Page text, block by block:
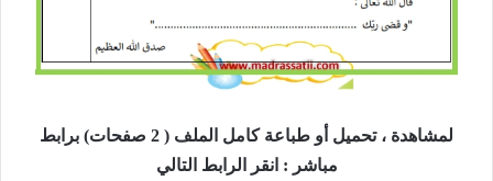
لمشاهدة ، تحميل أو طباعة كامل الملف ( 2 صفحات) برابط
مباشر : انقر الرابط التالي